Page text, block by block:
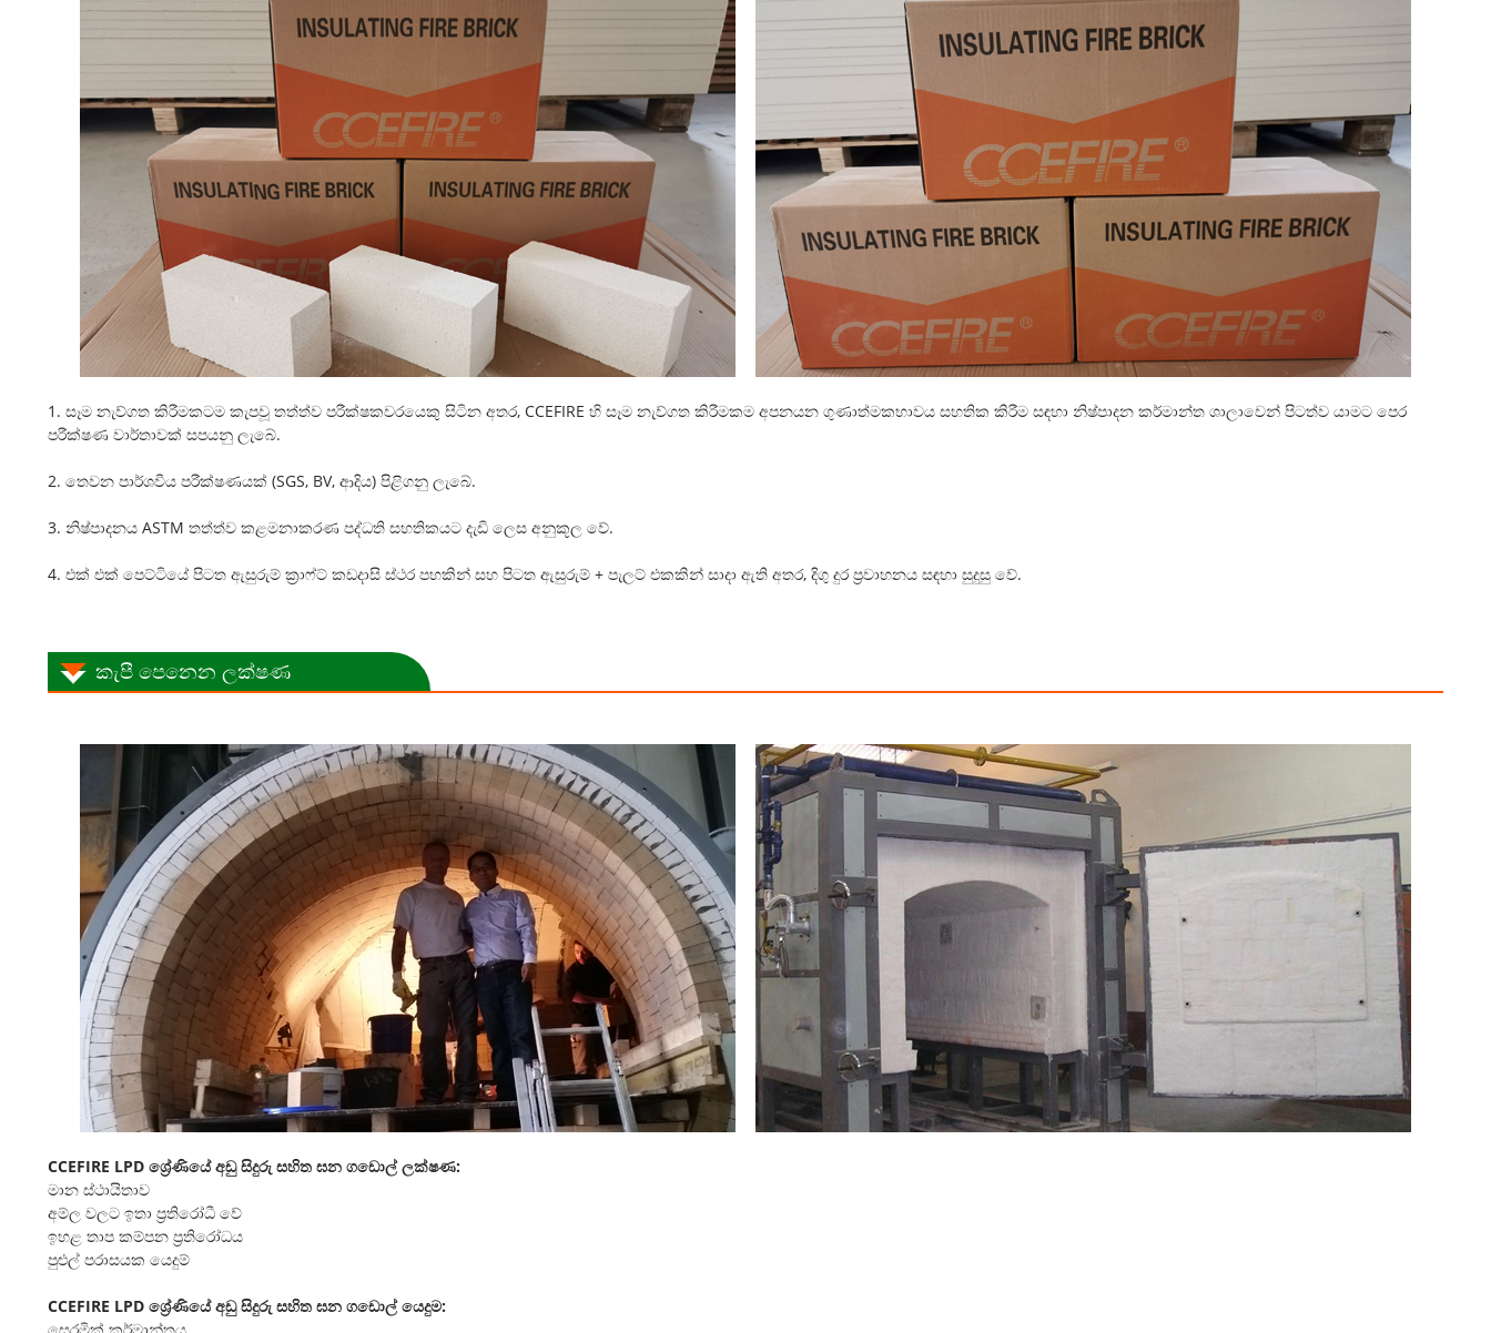
1. සෑම නැව්ගත කිරීමකටම කැපවූ තත්ත්ව පරීක්ෂකවරයෙකු සිටින අතර, CCEFIRE හි සෑම නැව්ගත කිරීමකම අපනයන ගුණාත්මකභාවය සහතික කිරීම සඳහා නිෂ්පාදන කර්මාන්ත ශාලාවෙන් පිටත්ව යාමට පෙර
පරීක්ෂණ වාර්තාවක් සපයනු ලැබේ.
2. තෙවන පාර්ශවීය පරීක්ෂණයක් (SGS, BV, ආදිය) පිළිගනු ලැබේ.
3. නිෂ්පාදනය ASTM තත්ත්ව කළමනාකරණ පද්ධති සහතිකයට දැඩි ලෙස අනුකූල වේ.
4. එක් එක් පෙට්ටියේ පිටත ඇසුරුම් ක්‍රාෆ්ට් කඩදාසි ස්ථර පහකින් සහ පිටත ඇසුරුම් + පැලට් එකකින් සාදා ඇති අතර, දිගු දුර ප්‍රවාහනය සඳහා සුදුසු වේ.
කැපී පෙනෙන ලක්ෂණ
CCEFIRE LPD ශ්‍රේණියේ අඩු සිදුරු සහිත ඝන ගඩොල් ලක්ෂණ:
මාන ස්ථායිතාව
අම්ල වලට ඉතා ප්‍රතිරෝධී වේ
ඉහළ තාප කම්පන ප්‍රතිරෝධය
පුළුල් පරාසයක යෙදුම්
CCEFIRE LPD ශ්‍රේණියේ අඩු සිදුරු සහිත ඝන ගඩොල් යෙදුම: